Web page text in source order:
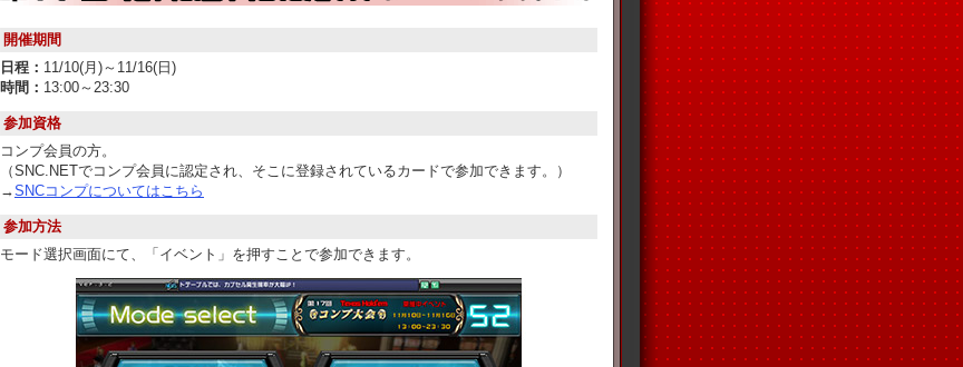
開催期間
日程： 11/10(月)～11/16(日)
時間： 13:00～23:30
参加資格
コンプ会員の方。
（SNC.NETでコンプ会員に認定され、そこに登録されているカードで参加できます。）
→SNCコンプについてはこちら
参加方法
モード選択画面にて、「イベント」を押すことで参加できます。